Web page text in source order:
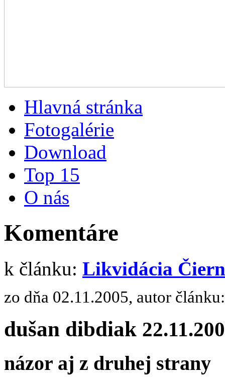
Hlavná stránka
Fotogalérie
Download
Top 15
O nás
Komentáre
k článku: Likvidácia
zo dňa 02.11.2005, autor
dušan dibdiak
názor aj z druhej strany